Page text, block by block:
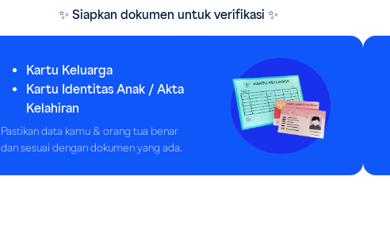
✨ Siapkan dokumen untuk verifikasi ✨
Kartu Keluarga
Kartu Identitas Anak / Akta
Kelahiran
Pastikan data kamu & orang tua benar
dan sesuai dengan dokumen yang ada.